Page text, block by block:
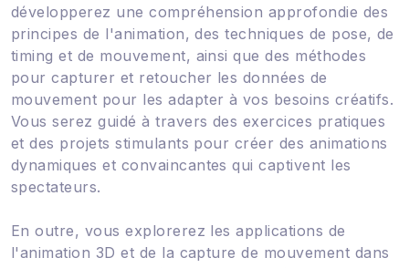
développerez une compréhension approfondie des
principes de l'animation, des techniques de pose, de
timing et de mouvement, ainsi que des méthodes
pour capturer et retoucher les données de
mouvement pour les adapter à vos besoins créatifs.
Vous serez guidé à travers des exercices pratiques
et des projets stimulants pour créer des animations
dynamiques et convaincantes qui captivent les
spectateurs.
En outre, vous explorerez les applications de
l'animation 3D et de la capture de mouvement dans